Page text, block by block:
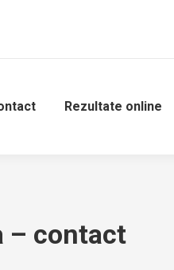
Rezultate online
– contact